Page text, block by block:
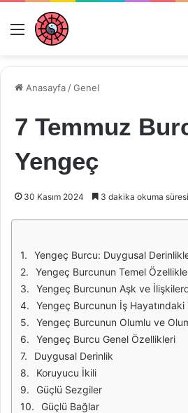
Menü
Anasayfa /Genel
7 Temmuz
Yengeç
30 Kasım 2024 3 dakika okuma süresi
Yengeç Burcu: Duygusal
Yengeç Burcunun Temel
Yengeç Burcunun Aşk ve
Yengeç Burcunun İş Hayatındaki
Yengeç Burcunun Olumlu ve
Yengeç Burcu Genel Özellikleri
Duygusal Derinlik
Koruyucu İkili
Güçlü Sezgiler
Güçlü Bağlar